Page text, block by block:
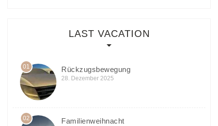
LAST VACATION
01 Rückzugsbewegung
28. Dezember 2025
02 Familienweihnacht